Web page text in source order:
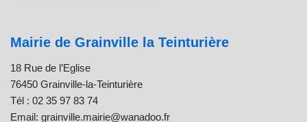
Mairie de Grainville la Teinturière
18 Rue de l’Eglise
76450 Grainville-la-Teinturière
Tél : 02 35 97 83 74
Email: grainville.mairie@wanadoo.fr